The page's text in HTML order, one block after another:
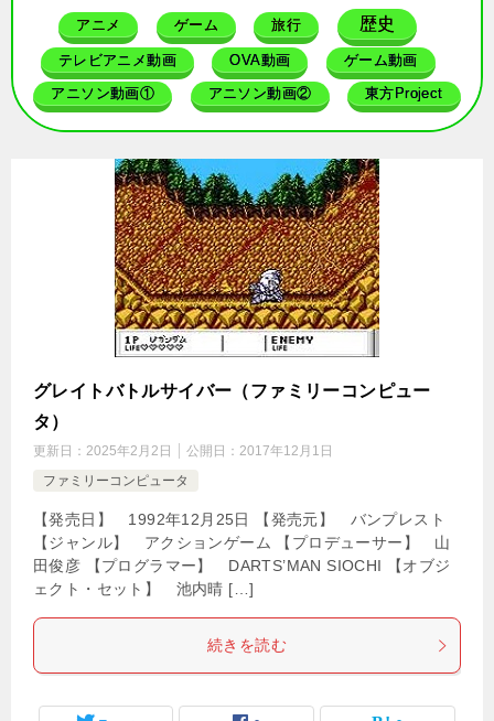
アニメ ゲーム 旅行 歴史
テレビアニメ動画 OVA動画 ゲーム動画
アニソン動画① アニソン動画② 東方Project
グレイトバトルサイバー（ファミリーコンピュー
タ）
更新日： 2025年2月2日 公開日： 2017年12月1日
ファミリーコンピュータ
【発売日】 1992年12月25日 【発売元】 バンプレスト
【ジャンル】 アクションゲーム 【プロデューサー】 山
田俊彦 【プログラマー】 DARTS’MAN SIOCHI 【オブジ
ェクト・セット】 池内晴 […]
続きを読む